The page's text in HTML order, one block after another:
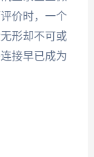
价时，一个
形却不可或
接早已成为